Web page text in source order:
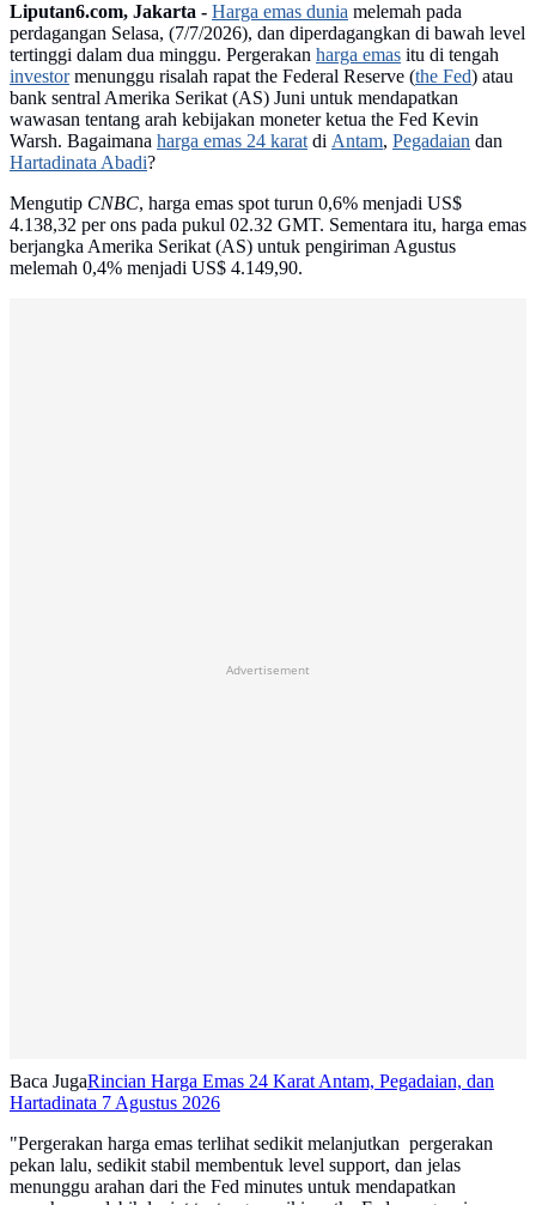
Liputan6.com, Jakarta - Harga emas dunia melemah pada
perdagangan Selasa, (7/7/2026), dan diperdagangkan di bawah level
tertinggi dalam dua minggu. Pergerakan harga emas itu di tengah
investormenunggu risalah rapat the Federal Reserve (the Fed) atau
bank sentral Amerika Serikat (AS) Juni untuk mendapatkan
wawasan tentang arah kebijakan moneter ketua the Fed Kevin
Warsh. Bagaimana harga emas 24 karatdi Antam, Pegadaian dan
Hartadinata Abadi?
Mengutip CNBC, harga emas spot turun 0,6% menjadi US$
4.138,32 per ons pada pukul 02.32 GMT. Sementara itu, harga emas
berjangka Amerika Serikat (AS) untuk pengiriman Agustus
melemah 0,4% menjadi US$ 4.149,90.
Advertisement
Baca JugaRincian Harga Emas 24 Karat Antam, Pegadaian, dan
Hartadinata 7 Agustus 2026
"Pergerakan harga emas terlihat sedikit melanjutkan pergerakan
pekan lalu, sedikit stabil membentuk level support, dan jelas
menunggu arahan dari the Fed minutes untuk mendapatkan